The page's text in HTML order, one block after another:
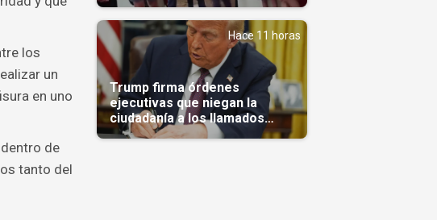
los
un
en uno
de
tanto del
antes(Video)
Hace 11 horas
Trump firma órdenes
ejecutivas que niegan la
ciudadanía a los llamados
'turistas de nacimiento'